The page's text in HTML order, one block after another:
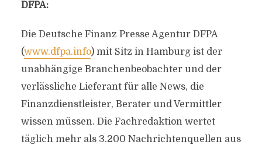
DFPA:
Die Deutsche Finanz Presse Agentur DFPA
(www.dfpa.info) mit Sitz in Hamburg ist der
unabhängige Branchenbeobachter und der
verlässliche Lieferant für alle News, die
Finanzdienstleister, Berater und Vermittler
wissen müssen. Die Fachredaktion wertet
täglich mehr als 3.200 Nachrichtenquellen aus